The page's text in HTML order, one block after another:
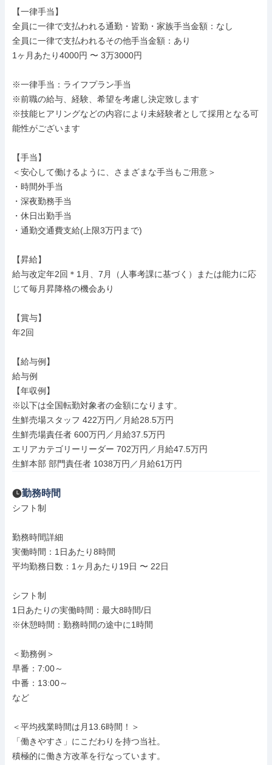
【一律手当】
全員に一律で支払われる通勤・皆勤・家族手当金額：なし
全員に一律で支払われるその他手当金額：あり
1ヶ月あたり4000円 〜 3万3000円
※一律手当：ライフプラン手当
※前職の給与、経験、希望を考慮し決定致します
※技能ヒアリングなどの内容により未経験者として採用となる可
能性がございます
【手当】
＜安心して働けるように、さまざまな手当もご用意＞
・時間外手当
・深夜勤務手当
・休日出勤手当
・通勤交通費支給(上限3万円まで)
【昇給】
給与改定年2回＊1月、7月（人事考課に基づく）または能力に応
じて毎月昇降格の機会あり
【賞与】
年2回
【給与例】
給与例
【年収例】
※以下は全国転勤対象者の金額になります。
生鮮売場スタッフ 422万円／月給28.5万円
生鮮売場責任者 600万円／月給37.5万円
エリアカテゴリーリーダー 702万円／月給47.5万円
生鮮本部 部門責任者 1038万円／月給61万円
勤務時間
シフト制
勤務時間詳細
実働時間：1日あたり8時間
平均勤務日数：1ヶ月あたり19日 〜 22日
シフト制
1日あたりの実働時間：最大8時間/日
※休憩時間：勤務時間の途中に1時間
＜勤務例＞
早番：7:00～
中番：13:00～
など
＜平均残業時間は月13.6時間！＞
「働きやすさ」にこだわりを持つ当社。
積極的に働き方改革を行なっています。